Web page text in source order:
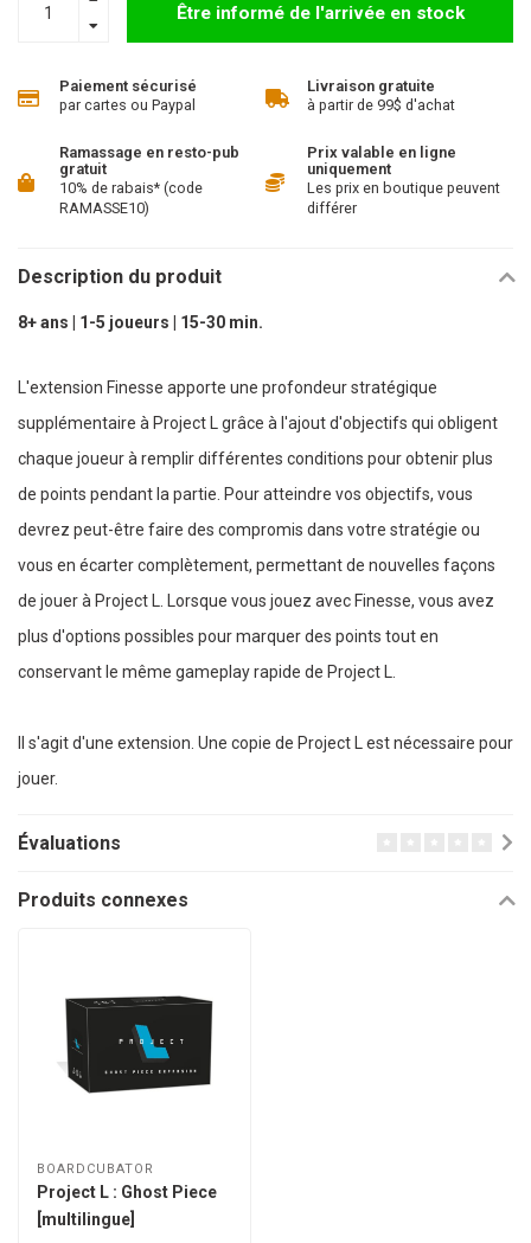
Être informé de l'arrivée en stock
Paiement sécurisé
par cartes ou Paypal
Livraison gratuite
à partir de 99$ d'achat
Ramassage en resto-pub
gratuit
10% de rabais* (code
RAMASSE10)
Prix valable en ligne
uniquement
Les prix en boutique peuvent
différer
Description du produit
8+ ans | 1-5 joueurs | 15-30 min.
L'extension Finesse apporte une profondeur stratégique
supplémentaire à Project L grâce à l'ajout d'objectifs qui obligent
chaque joueur à remplir différentes conditions pour obtenir plus
de points pendant la partie. Pour atteindre vos objectifs, vous
devrez peut-être faire des compromis dans votre stratégie ou
vous en écarter complètement, permettant de nouvelles façons
de jouer à Project L. Lorsque vous jouez avec Finesse, vous avez
plus d'options possibles pour marquer des points tout en
conservant le même gameplay rapide de Project L.
Il s'agit d'une extension. Une copie de Project L est nécessaire pour
jouer.
Évaluations
Produits connexes
BOARDCUBATOR
Project L : Ghost Piece
[multilingue]